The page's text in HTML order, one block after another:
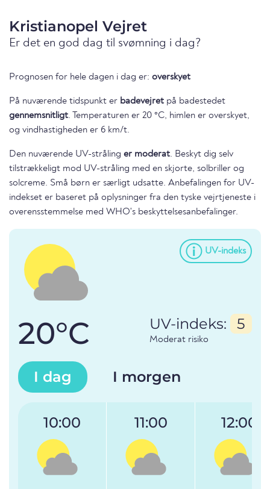
Kristianopel Vejret
Er det en god dag til svømning i dag?
Prognosen for hele dagen i dag er: overskyet
På nuværende tidspunkt er badevejret på badestedet
gennemsnitligt. Temperaturen er 20 °C, himlen er overskyet,
og vindhastigheden er 6 km/t.
Den nuværende UV-stråling er moderat. Beskyt dig selv
tilstrækkeligt mod UV-stråling med en skjorte, solbriller og
solcreme. Små børn er særligt udsatte. Anbefalingen for UV-
indekset er baseret på oplysninger fra den tyske vejrtjeneste i
overensstemmelse med WHO's beskyttelsesanbefalinger.
UV-indeks
20°C UV-indeks: 5
Moderat risiko
I dag I morgen
10:00 11:00 12:00